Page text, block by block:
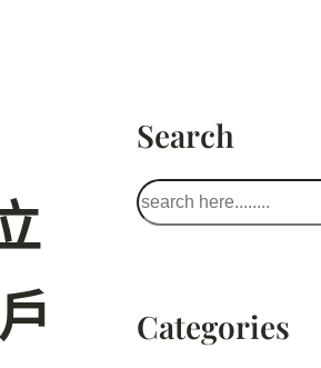
Search
搜
尋
Categories